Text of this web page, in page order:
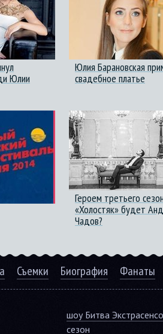
Юлии
Юлия Барановская
свадебное платье
Героем третьего
«Холостяк» будет
Чадов?
Съемки Биография Фанаты
шоу Битва
сезон